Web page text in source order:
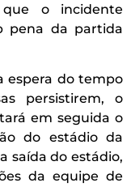
o incidente
pena da partida
espera do tempo
persistirem, o
em seguida o
do estádio da
saída do estádio,
da equipe de